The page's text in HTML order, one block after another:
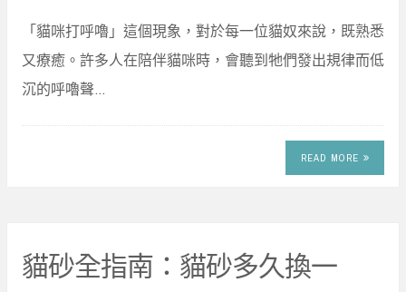
「貓咪打呼嚕」這個現象，對於每一位貓奴來說，既熟悉
又療癒。許多人在陪伴貓咪時，會聽到牠們發出規律而低
沉的呼嚕聲…
READ MORE
貓砂全指南：貓砂多久換一